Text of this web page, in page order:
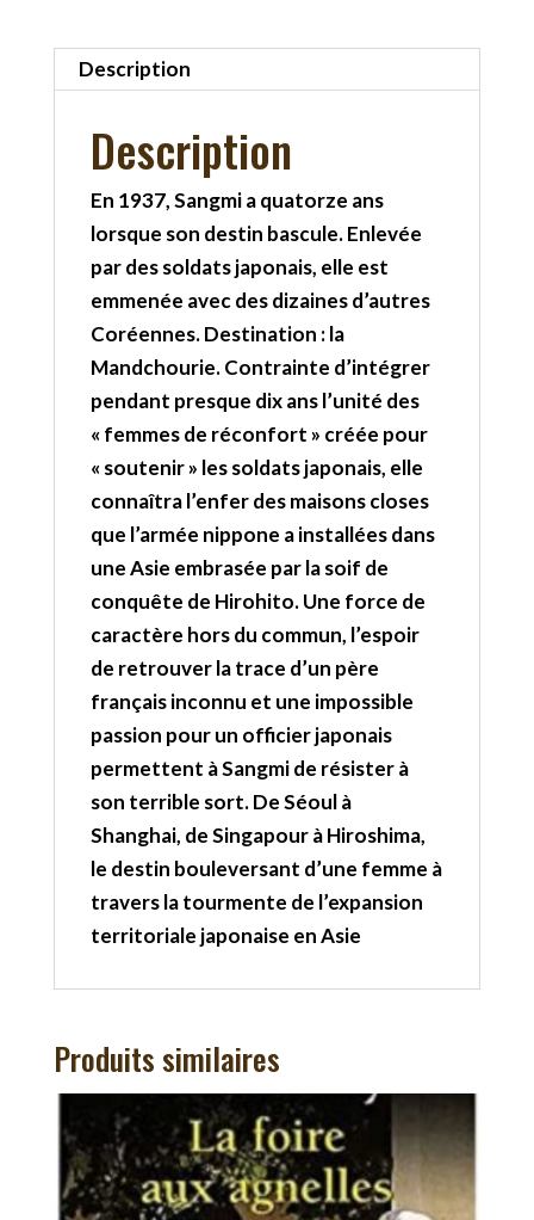
Description
Description
En 1937, Sangmi a quatorze ans
lorsque son destin bascule. Enlevée
par des soldats japonais, elle est
emmenée avec des dizaines d’autres
Coréennes. Destination : la
Mandchourie. Contrainte d’intégrer
pendant presque dix ans l’unité des
« femmes de réconfort » créée pour
« soutenir » les soldats japonais, elle
connaîtra l’enfer des maisons closes
que l’armée nippone a installées dans
une Asie embrasée par la soif de
conquête de Hirohito. Une force de
caractère hors du commun, l’espoir
de retrouver la trace d’un père
français inconnu et une impossible
passion pour un officier japonais
permettent à Sangmi de résister à
son terrible sort. De Séoul à
Shanghai, de Singapour à Hiroshima,
le destin bouleversant d’une femme à
travers la tourmente de l’expansion
territoriale japonaise en Asie
Produits similaires